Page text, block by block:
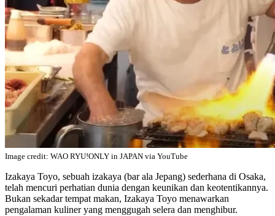
Image credit: WAO RYU!ONLY in JAPAN via YouTube
Izakaya Toyo, sebuah izakaya (bar ala Jepang) sederhana di Osaka,
telah mencuri perhatian dunia dengan keunikan dan keotentikannya.
Bukan sekadar tempat makan, Izakaya Toyo menawarkan
pengalaman kuliner yang menggugah selera dan menghibur.